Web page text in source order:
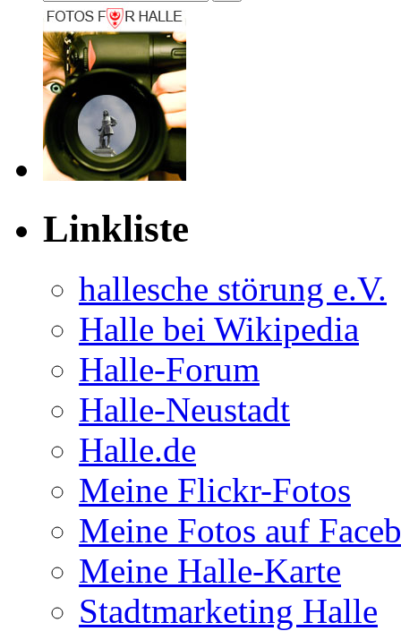
Linkliste
hal­le­sche stö­rung e.V.
Halle bei Wikipedia
Halle-Forum
Halle-Neustadt
Halle.de
Meine Flickr-Fotos
Meine Fotos auf
Meine Halle-Karte
Stadtmarketing Halle